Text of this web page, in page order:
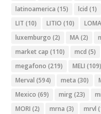
latinoamerica (15) lcid (1)
LIT (10) LITIO (10) LOMA
luxemburgo (2) MA(2)
market cap (110) mcd (5)
megafono (219) MELI (109)
Merval (594) meta (30)
Mexico (69) mirg (23)
MORI (2) mrna (3) mrvl